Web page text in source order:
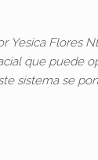
Yesica Flores
que puede
sistema se